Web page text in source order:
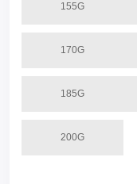
155G
170G
185G
200G